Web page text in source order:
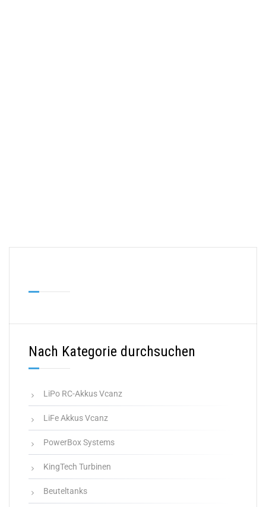
Nach Kategorie durchsuchen
LiPo RC-Akkus Vcanz
LiFe Akkus Vcanz
PowerBox Systems
KingTech Turbinen
Beuteltanks